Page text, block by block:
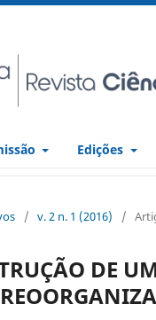
Edições
/ v. 2 n. 1 (2016) /
DE